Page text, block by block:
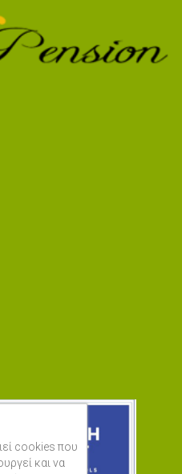
cookies που
και να